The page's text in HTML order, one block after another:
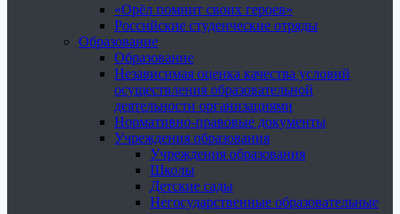
«Орёл помнит своих героев»
Российские студенческие отряды
Образование
Образование
Независимая оценка качества условий
осуществления образовательной
деятельности организациями
Нормативно-правовые документы
Учреждения образования
Учреждения образования
Школы
Детские сады
Негосударственные образовательные